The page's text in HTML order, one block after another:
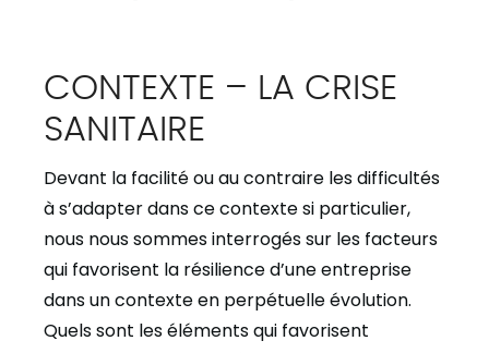
CONTEXTE – LA CRISE
SANITAIRE
Devant la facilité ou au contraire les difficultés
à s’adapter dans ce contexte si particulier,
nous nous sommes interrogés sur les facteurs
qui favorisent la résilience d’une entreprise
dans un contexte en perpétuelle évolution.
Quels sont les éléments qui favorisent